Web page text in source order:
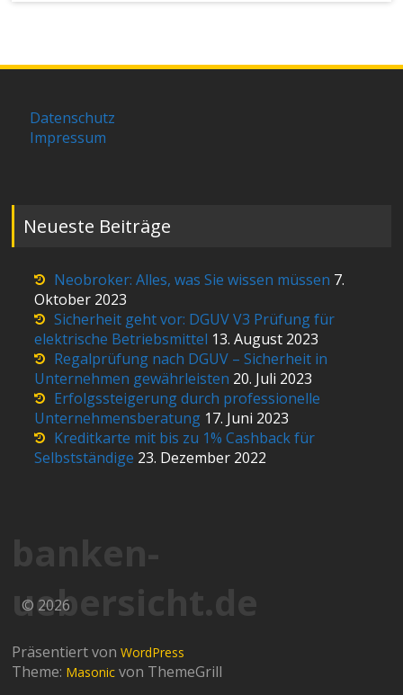
Datenschutz
Impressum
Neueste Beiträge
Neobroker: Alles, was Sie wissen müssen 7.
Oktober 2023
Sicherheit geht vor: DGUV V3 Prüfung für
elektrische Betriebsmittel 13. August 2023
Regalprüfung nach DGUV – Sicherheit in
Unternehmen gewährleisten 20. Juli 2023
Erfolgssteigerung durch professionelle
Unternehmensberatung 17. Juni 2023
Kreditkarte mit bis zu 1% Cashback für
Selbstständige 23. Dezember 2022
banken-
uebersicht.de
© 2026
Präsentiert vonWordPress
Theme: Masonic von ThemeGrill